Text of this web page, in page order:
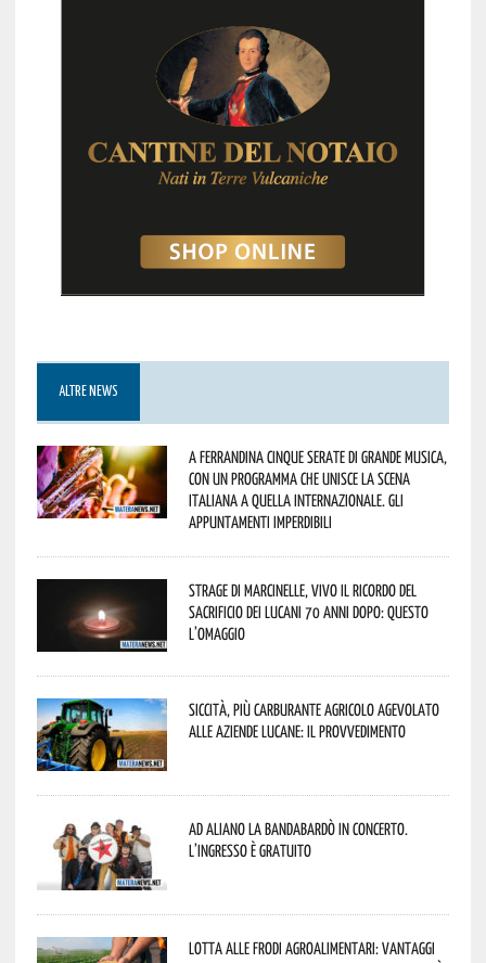
ALTRE NEWS
A Ferrandina cinque serate di grande musica,
con un programma che unisce la scena
italiana a quella internazionale. Gli
appuntamenti imperdibili
Strage di Marcinelle, vivo il ricordo del
sacrificio dei lucani 70 anni dopo: questo
l’omaggio
Siccità, più carburante agricolo agevolato
alle aziende lucane: il provvedimento
Ad Aliano la Bandabardò in concerto.
L’ingresso è gratuito
Lotta alle frodi agroalimentari: vantaggi